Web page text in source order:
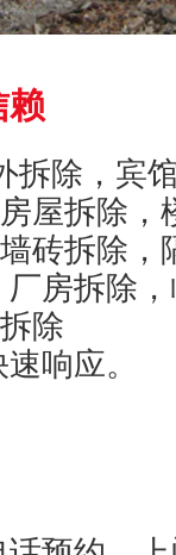
赖
除，宾
屋拆除，
砖拆除，
房拆除
除
响应。